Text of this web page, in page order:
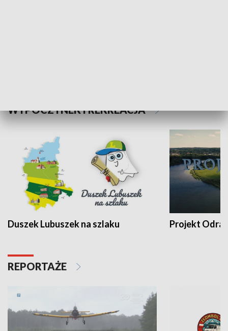
WYPOCZYNEK I REKREACJA
Duszek Lubuszek na szlaku Projekt Odra
REPORTAŻE